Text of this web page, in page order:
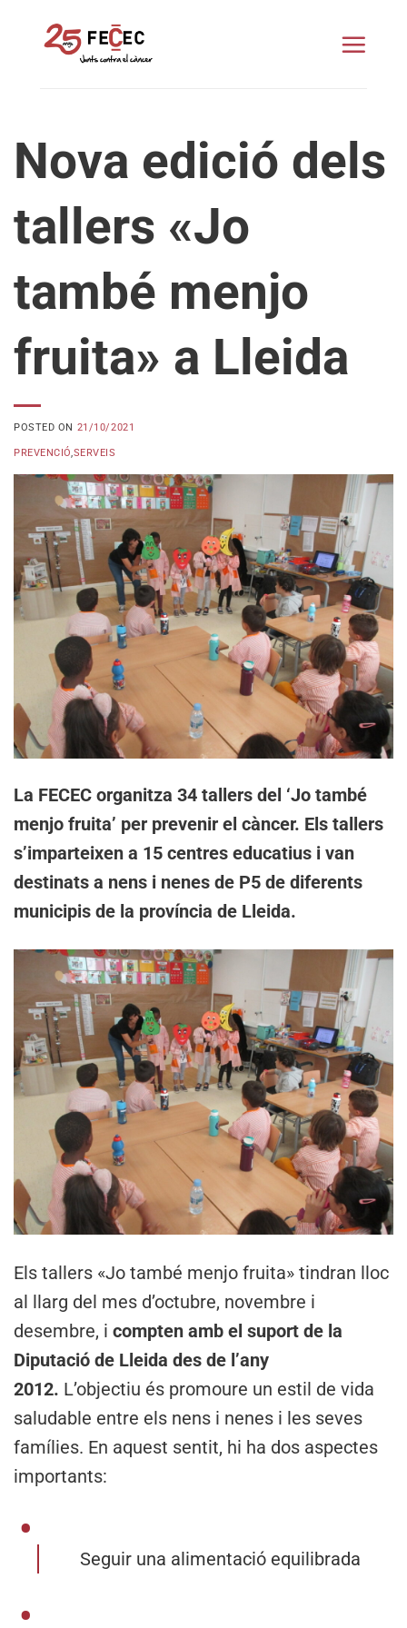
Nova edició dels
tallers «Jo
també menjo
fruita» a Lleida
POSTED ON 21/10/2021
PREVENCIÓ,SERVEIS
La FECEC organitza 34 tallers del ‘Jo també
menjo fruita’ per prevenir el càncer. Els tallers
s’imparteixen a 15 centres educatius i van
destinats a nens i nenes de P5 de diferents
municipis de la província de Lleida.
Els tallers «Jo també menjo fruita» tindran lloc
al llarg del mes d’octubre, novembre i
desembre, i compten amb el suport de la
Diputació de Lleida des de l’any
2012. L’objectiu és promoure un estil de vida
saludable entre els nens i nenes i les seves
famílies. En aquest sentit, hi ha dos aspectes
importants:
Seguir una alimentació equilibrada